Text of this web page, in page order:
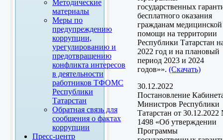
Методические
материалы
Меры по
предупреждению
коррупции,
урегулированию и
предотвращению
конфликта интересов
в деятельности
работников ТФОМС
Республики
Татарстан
Обратная связь для
сообщения о фактах
коррупции
Пресс-центр
государственных
бесплатного оказания
гражданам медицинской
помощи на территории
Республики Татарстан
2022 год и на плановый
период 2023 и 2024
годов»». (Скачать)
30.12.2022
Постановление
Министров Республики
Татарстан от
1498 «Об утверждении
Программы